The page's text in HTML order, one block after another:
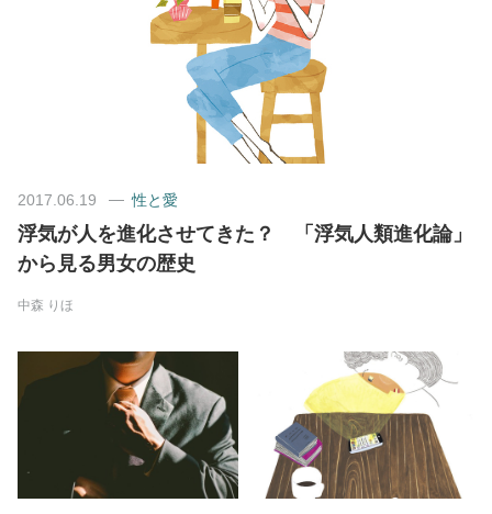
ワークスタイル
ココロ/カラダ
トラベル
カルチャー/エンタメ
2017.06.19 性と愛
浮気が人を進化させてきた？ 「浮気人類進化論」
から見る男女の歴史
中森 りほ